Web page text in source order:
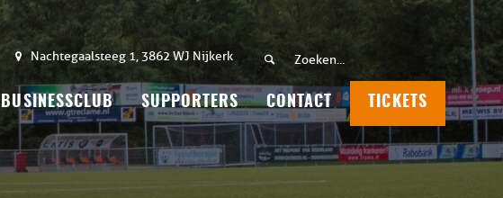
Nachtegaalsteeg 1, 3862 WJ Nijkerk
BUSINESSCLUB SUPPORTERS CONTACT TICKETS